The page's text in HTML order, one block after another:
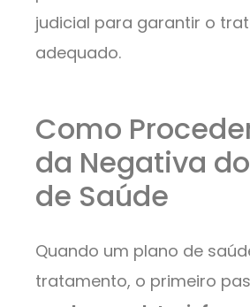
judicial para garantir o
adequado.
Como
da Negativa
de Saúde
Quando um plano de
tratamento, o primeiro